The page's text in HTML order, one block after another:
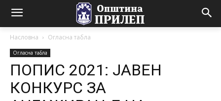
Насловна Огласна табла
Огласна табла
ПОПИС 2021: ЈАВЕН
КОНКУРС ЗА